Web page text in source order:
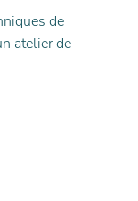
de
atelier de